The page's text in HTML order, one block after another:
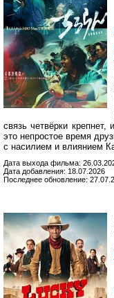
связь четвёрки
это непростое время
с насилием и влиянием
Дата выхода фильма:
Дата добавления: 18.07.2026
Последнее обновление: